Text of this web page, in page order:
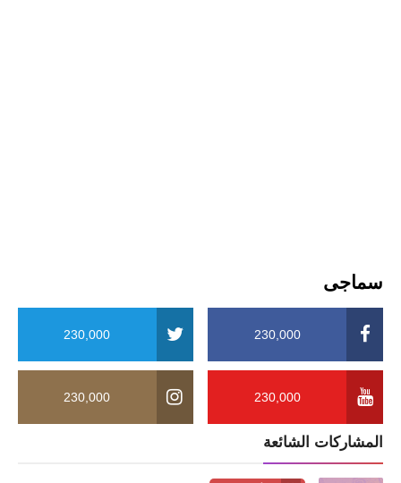
سماجی
230,000
230,000
230,000
230,000
المشاركات الشائعة